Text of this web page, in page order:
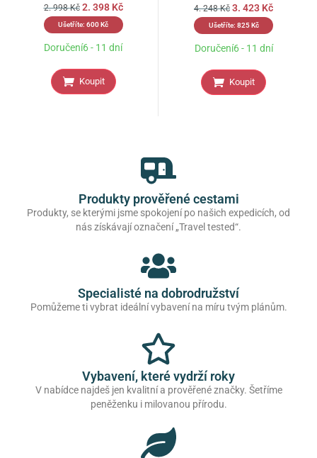
2. 998Kč 2. 398 Kč
Ušetříte: 600Kč
Doručení6 - 11 dní
Koupit
4. 248Kč 3. 423 Kč
Ušetříte: 825Kč
Doručení6 - 11 dní
Koupit
Produkty prověřené cestami
Produkty, se kterými jsme spokojení po našich expedicích, od
nás získávají označení „Travel tested“.
Specialisté na dobrodružství
Pomůžeme ti vybrat ideální vybavení na míru tvým plánům.
Vybavení, které vydrží roky
V nabídce najdeš jen kvalitní a prověřené značky. Šetříme
peněženku i milovanou přírodu.